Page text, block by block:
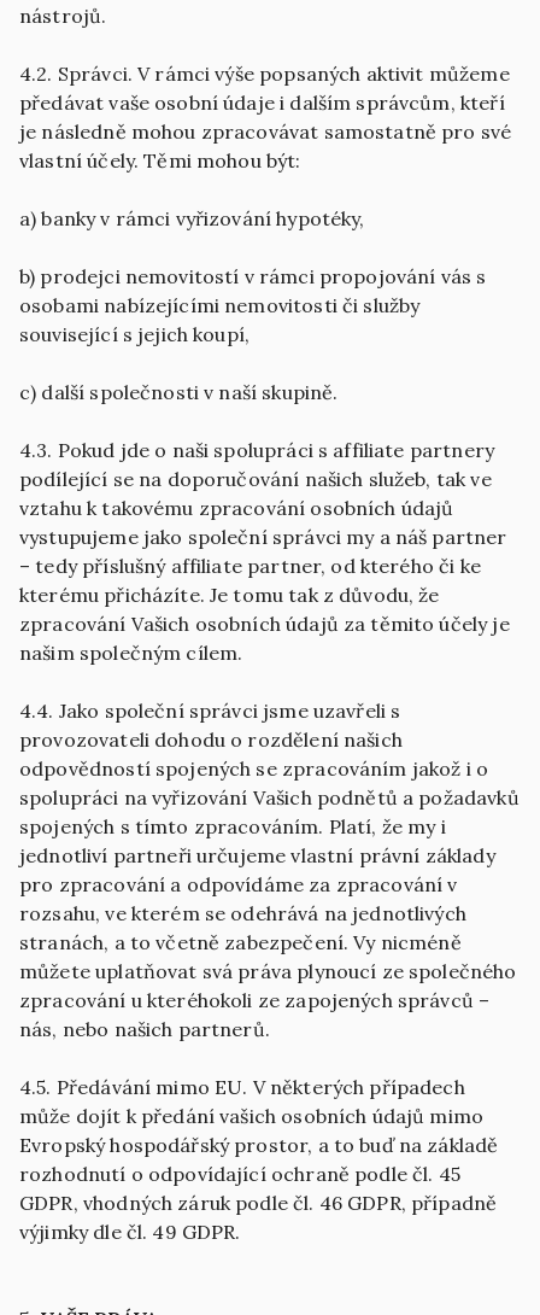
nástrojů.
4.2. Správci. V rámci výše popsaných aktivit můžeme
předávat vaše osobní údaje i dalším správcům, kteří
je následně mohou zpracovávat samostatně pro své
vlastní účely. Těmi mohou být:
a) banky v rámci vyřizování hypotéky,
b) prodejci nemovitostí v rámci propojování vás s
osobami nabízejícími nemovitosti či služby
související s jejich koupí,
c) další společnosti v naší skupině.
4.3. Pokud jde o naši spolupráci s affiliate partnery
podílející se na doporučování našich služeb, tak ve
vztahu k takovému zpracování osobních údajů
vystupujeme jako společní správci my a náš partner
– tedy příslušný affiliate partner, od kterého či ke
kterému přicházíte. Je tomu tak z důvodu, že
zpracování Vašich osobních údajů za těmito účely je
našim společným cílem.
4.4. Jako společní správci jsme uzavřeli s
provozovateli dohodu o rozdělení našich
odpovědností spojených se zpracováním jakož i o
spolupráci na vyřizování Vašich podnětů a požadavků
spojených s tímto zpracováním. Platí, že my i
jednotliví partneři určujeme vlastní právní základy
pro zpracování a odpovídáme za zpracování v
rozsahu, ve kterém se odehrává na jednotlivých
stranách, a to včetně zabezpečení. Vy nicméně
můžete uplatňovat svá práva plynoucí ze společného
zpracování u kteréhokoli ze zapojených správců –
nás, nebo našich partnerů.
4.5. Předávání mimo EU. V některých případech
může dojít k předání vašich osobních údajů mimo
Evropský hospodářský prostor, a to buď na základě
rozhodnutí o odpovídající ochraně podle čl. 45
GDPR, vhodných záruk podle čl. 46 GDPR, případně
výjimky dle čl. 49 GDPR.